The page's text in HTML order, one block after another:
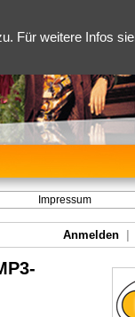
Für weitere Infos
Impressum
Anmelden